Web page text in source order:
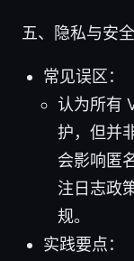
五、隐私与安
常见误区：
认为所有
护，但并
会影响匿
注日志政
规。
实践要点：